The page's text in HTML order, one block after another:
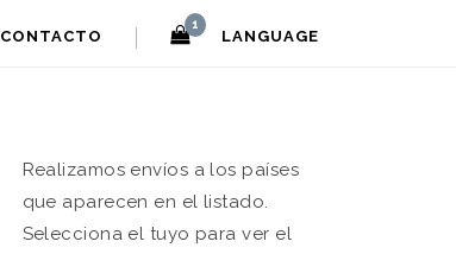
CONTACTO
1
LANGUAGE
Realizamos envíos a los países
que aparecen en el listado.
Selecciona el tuyo para ver el